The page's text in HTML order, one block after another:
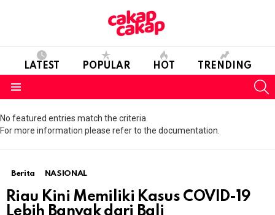
LATEST POPULAR HOT TRENDING
No featured entries match the criteria.
For more information please refer to the documentation.
Berita NASIONAL
Riau Kini Memiliki Kasus COVID-19
Lebih Banyak dari Bali